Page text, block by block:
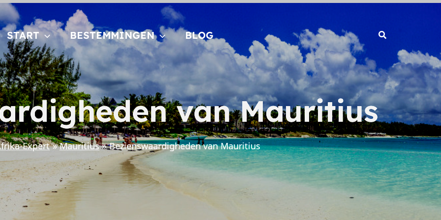
START BESTEMMINGEN BLOG
van Mauritius
Expert Mauritius Bezienswaardigheden van Mauritius